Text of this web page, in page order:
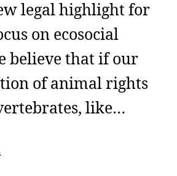
legal highlight for
on ecosocial
believe that if our
of animal rights
like…
Earthworms